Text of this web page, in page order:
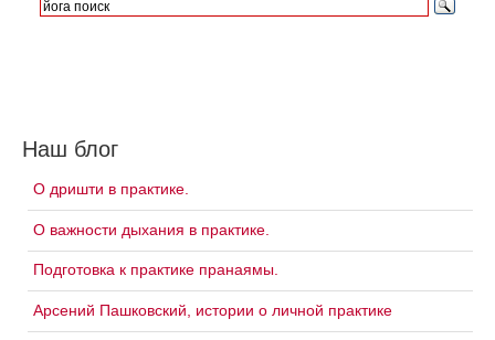
Наш блог
О дришти в практике.
О важности дыхания в практике.
Подготовка к практике пранаямы.
Арсений Пашковский, истории о личной практике